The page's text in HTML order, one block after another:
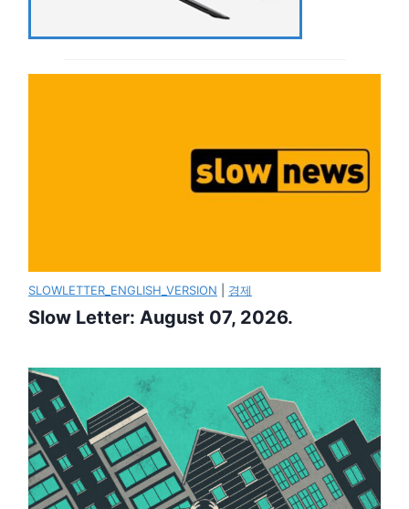
SLOWLETTER_ENGLISH_VERSION 경제
Slow Letter: August 07, 2026.